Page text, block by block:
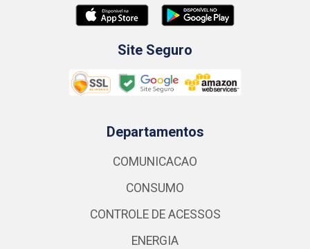
Site Seguro
Departamentos
COMUNICACAO
CONSUMO
CONTROLE DE ACESSOS
ENERGIA